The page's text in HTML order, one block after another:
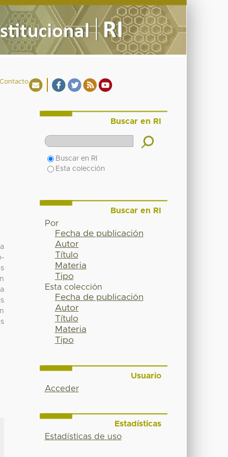
Buscar en RI
Buscar en RI
Esta colección
Buscar en RI
Por
Fecha de publicación
Autor
Título
Materia
Tipo
Esta colección
Fecha de publicación
Autor
Título
Materia
Tipo
Usuario
Acceder
Estadísticas
Estadísticas de uso